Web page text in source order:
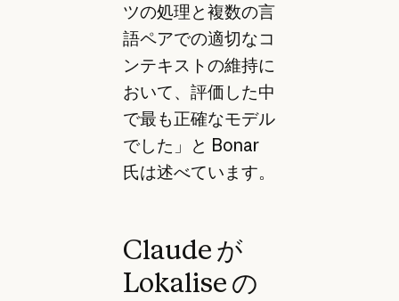
ツの処理と複数の言
語ペアでの適切なコ
ンテキストの維持に
おいて、評価した中
で最も正確なモデル
でした」と Bonar
氏は述べています。
Claude が
Lokalise の